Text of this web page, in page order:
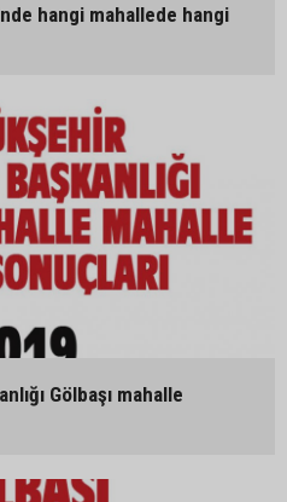
hangi mahallede hangi
Gölbaşı mahalle